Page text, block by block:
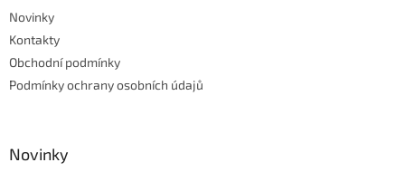
Novinky
Kontakty
Obchodní podmínky
Podmínky ochrany osobních údajů
Novinky